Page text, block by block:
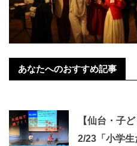
あなたへのおすすめ記事
【仙台・子
2/23「小学生